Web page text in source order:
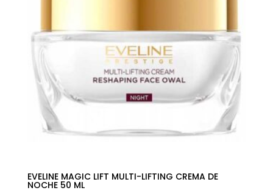
EVELINE MAGIC LIFT MULTI-LIFTING CREMA DE
NOCHE 50 ML